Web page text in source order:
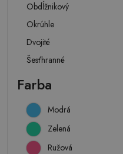
Obdĺžnikový
Okrúhle
Dvojité
Šesťhranné
Farba
Modrá
Zelená
Ružová